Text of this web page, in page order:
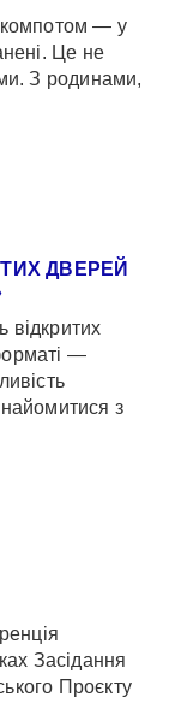
компотом — у
Це не
З родинами,
ДВЕРЕЙ
—
з
Засідання
Проєкту